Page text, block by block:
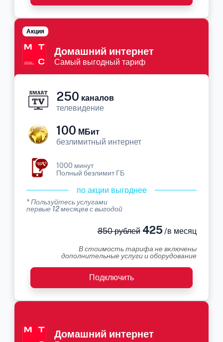
Домашний интернет
Самый выгодный тариф
Акция
250 каналов
телевидение
100 МБит
безлимитный интернет
1000 минут
Полный безлимит ГБ
по акции выгоднее
* Пользуйтесь услугами
первые 12 месяцев с выгодой
850 рублей425 /в месяц
В стоимость тарифа не включены
дополнительные услуги и оборудование
Подключить
Домашний интернет